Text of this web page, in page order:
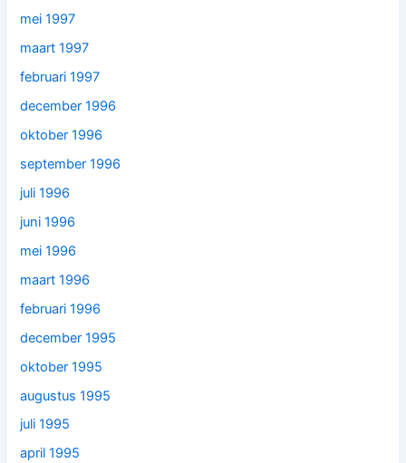
mei 1997
maart 1997
februari 1997
december 1996
oktober 1996
september 1996
juli 1996
juni 1996
mei 1996
maart 1996
februari 1996
december 1995
oktober 1995
augustus 1995
juli 1995
april 1995